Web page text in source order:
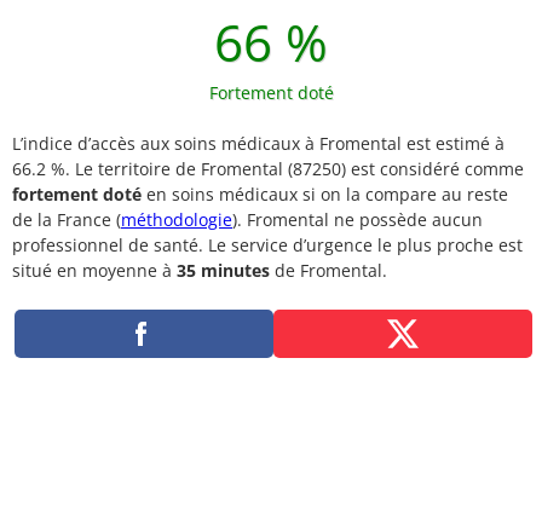
66 %
Fortement doté
L’indice d’accès aux soins médicaux à Fromental est estimé à
66.2 %. Le territoire de Fromental (87250) est considéré comme
fortement doté en soins médicaux si on la compare au reste
de la France (méthodologie). Fromental ne possède aucun
professionnel de santé. Le service d’urgence le plus proche est
situé en moyenne à 35 minutes de Fromental.